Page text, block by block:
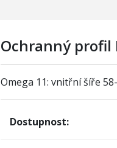
Ochranný profil
Omega 11: vnitřní šíře
Dostupnost: